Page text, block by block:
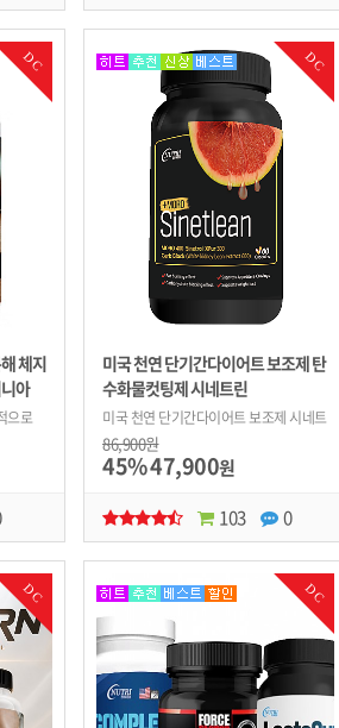
DC
체지
아
으로
DC
미국 천연 단기간다이어트 보조제 탄
수화물컷팅제 시네트린
미국 천연 단기간다이어트 보조제 시네트
롤과 모로오렌지의 조화 (시네트린 60캡
슐, 1개월분)
86,900원
45%47,900원
103
0
DC DC